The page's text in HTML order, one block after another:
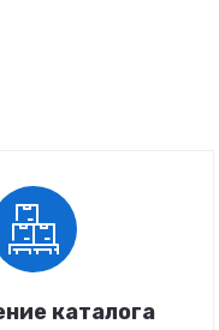
каталога